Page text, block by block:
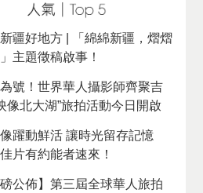
疆好地方 | 「綿綿新疆，熠熠
主題徵稿啟事！
號！世界華人攝影師齊聚吉
像北大湖”旅拍活動今日開啟
躍動鮮活 讓時光留存記憶
片有約能者速來！
磅公佈】第三屆全球華人旅拍